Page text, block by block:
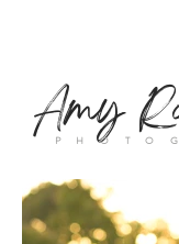
Amy
P H O T O